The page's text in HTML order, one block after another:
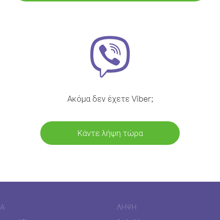
Ακόμα δεν έχετε Viber;
Κάντε λήψη τώρα
ΛΉΨΗ